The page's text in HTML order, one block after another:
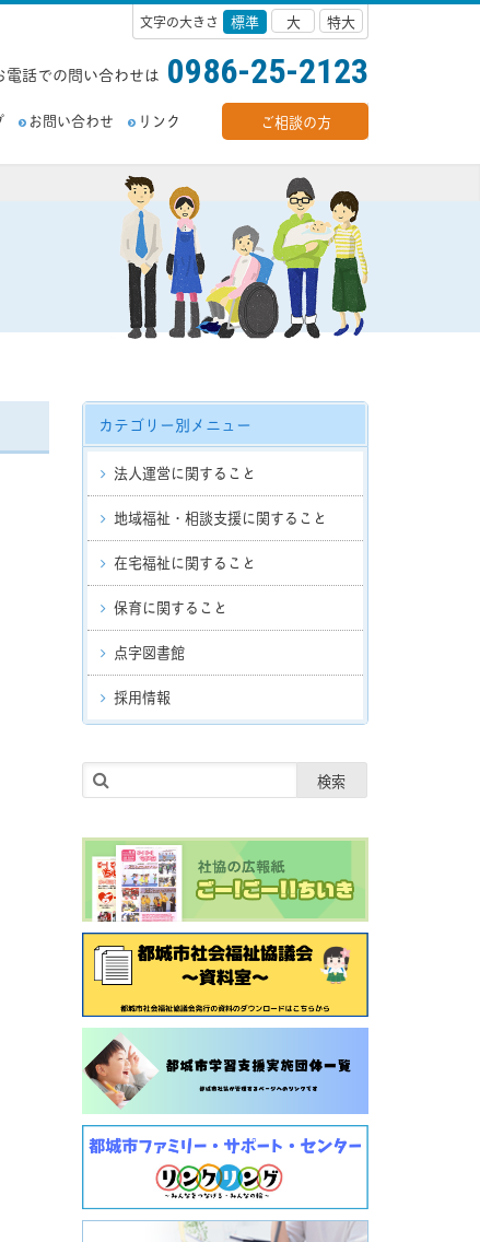
お問い合わせ リンク ご相談の方
電話での問い合わせは 0986-25-2123
文字の大きさ 標準 大 特大
カテゴリー別メニュー
法人運営に関すること
地域福祉・相談支援に関すること
在宅福祉に関すること
保育に関すること
点字図書館
採用情報